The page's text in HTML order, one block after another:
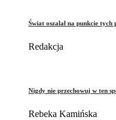
Świat oszalał na punkcie
Redakcja
Nigdy nie przechowuj w ten
Rebeka Kamińska